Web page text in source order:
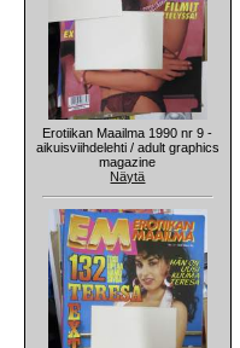
Erotiikan Maailma 1990 nr 9 -
aikuisviihdelehti / adult graphics
magazine
Näytä